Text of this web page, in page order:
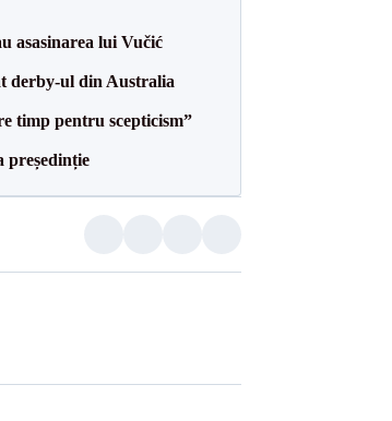
asasinarea lui Vučić
derby-ul din Australia
timp pentru scepticism”
președinție